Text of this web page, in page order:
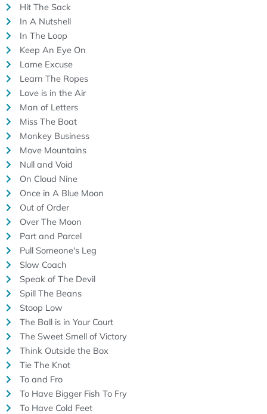
Hit The Sack
In A Nutshell
In The Loop
Keep An Eye On
Lame Excuse
Learn The Ropes
Love is in the Air
Man of Letters
Miss The Boat
Monkey Business
Move Mountains
Null and Void
On Cloud Nine
Once in A Blue Moon
Out of Order
Over The Moon
Part and Parcel
Pull Someone's Leg
Slow Coach
Speak of The Devil
Spill The Beans
Stoop Low
The Ball is in Your Court
The Sweet Smell of Victory
Think Outside the Box
Tie The Knot
To and Fro
To Have Bigger Fish To Fry
To Have Cold Feet